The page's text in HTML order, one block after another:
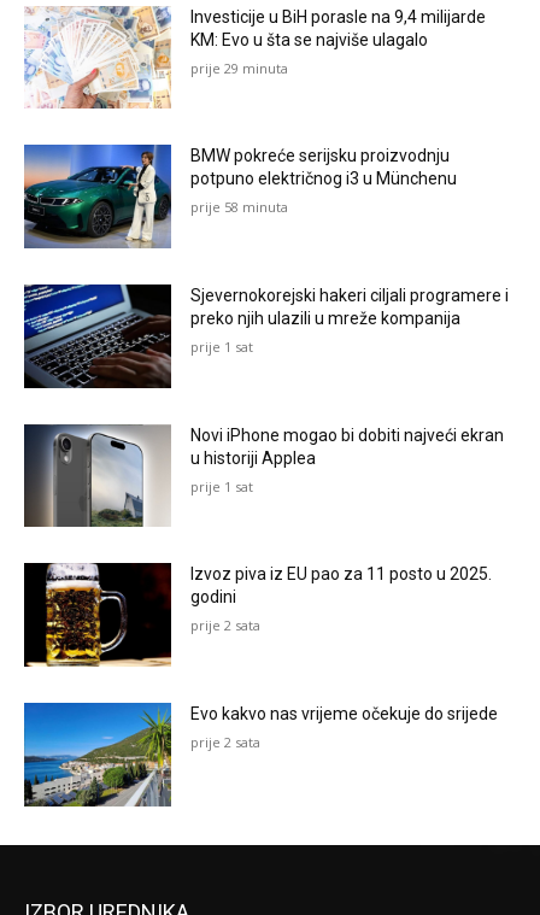
Investicije u BiH porasle na 9,4 milijarde
KM: Evo u šta se najviše ulagalo
prije 29 minuta
BMW pokreće serijsku proizvodnju
potpuno električnog i3 u Münchenu
prije 58 minuta
Sjevernokorejski hakeri ciljali programere i
preko njih ulazili u mreže kompanija
prije 1 sat
Novi iPhone mogao bi dobiti najveći ekran
u historiji Applea
prije 1 sat
Izvoz piva iz EU pao za 11 posto u 2025.
godini
prije 2 sata
Evo kakvo nas vrijeme očekuje do srijede
prije 2 sata